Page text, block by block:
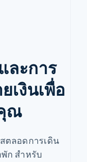
ละการ
เงินเพื่อ
ณ
ตลอดการเดิน
ก สำหรับ